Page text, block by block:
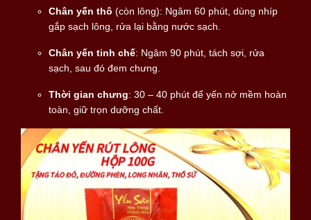
Chân yến thô (còn lông): Ngâm 60 phút, dùng nhíp
gắp sạch lông, rửa lại bằng nước sạch.
Chân yến tinh chế: Ngâm 90 phút, tách sợi, rửa
sạch, sau đó đem chưng.
Thời gian chưng: 30 – 40 phút để yến nở mềm hoàn
toàn, giữ trọn dưỡng chất.